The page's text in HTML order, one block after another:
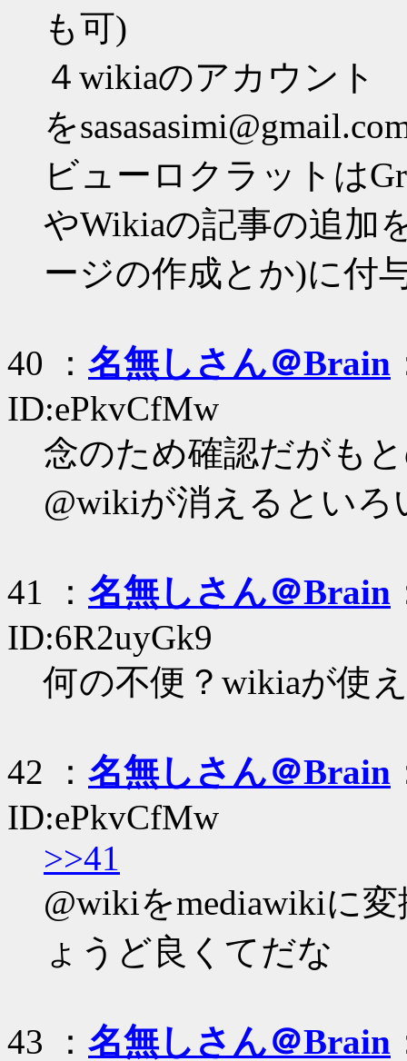
も可)
４wikiaのアカウント
を
ビューロクラットは
やWikiaの記事の追加
ージの作成とか)に付
40 ： 名無しさん＠Brain
ID:ePkvCfMw
念のため確認だがも
@wikiが消えるとい
41 ： 名無しさん＠Brain
ID:6R2uyGk9
何の不便？wikiaが使
42 ： 名無しさん＠Brain
ID:ePkvCfMw
>>41
@wikiをmediawikiに
ょうど良くてだな
43 ： 名無しさん＠Brain